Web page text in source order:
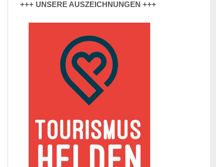
+++ UNSERE AUSZEICHNUNGEN +++